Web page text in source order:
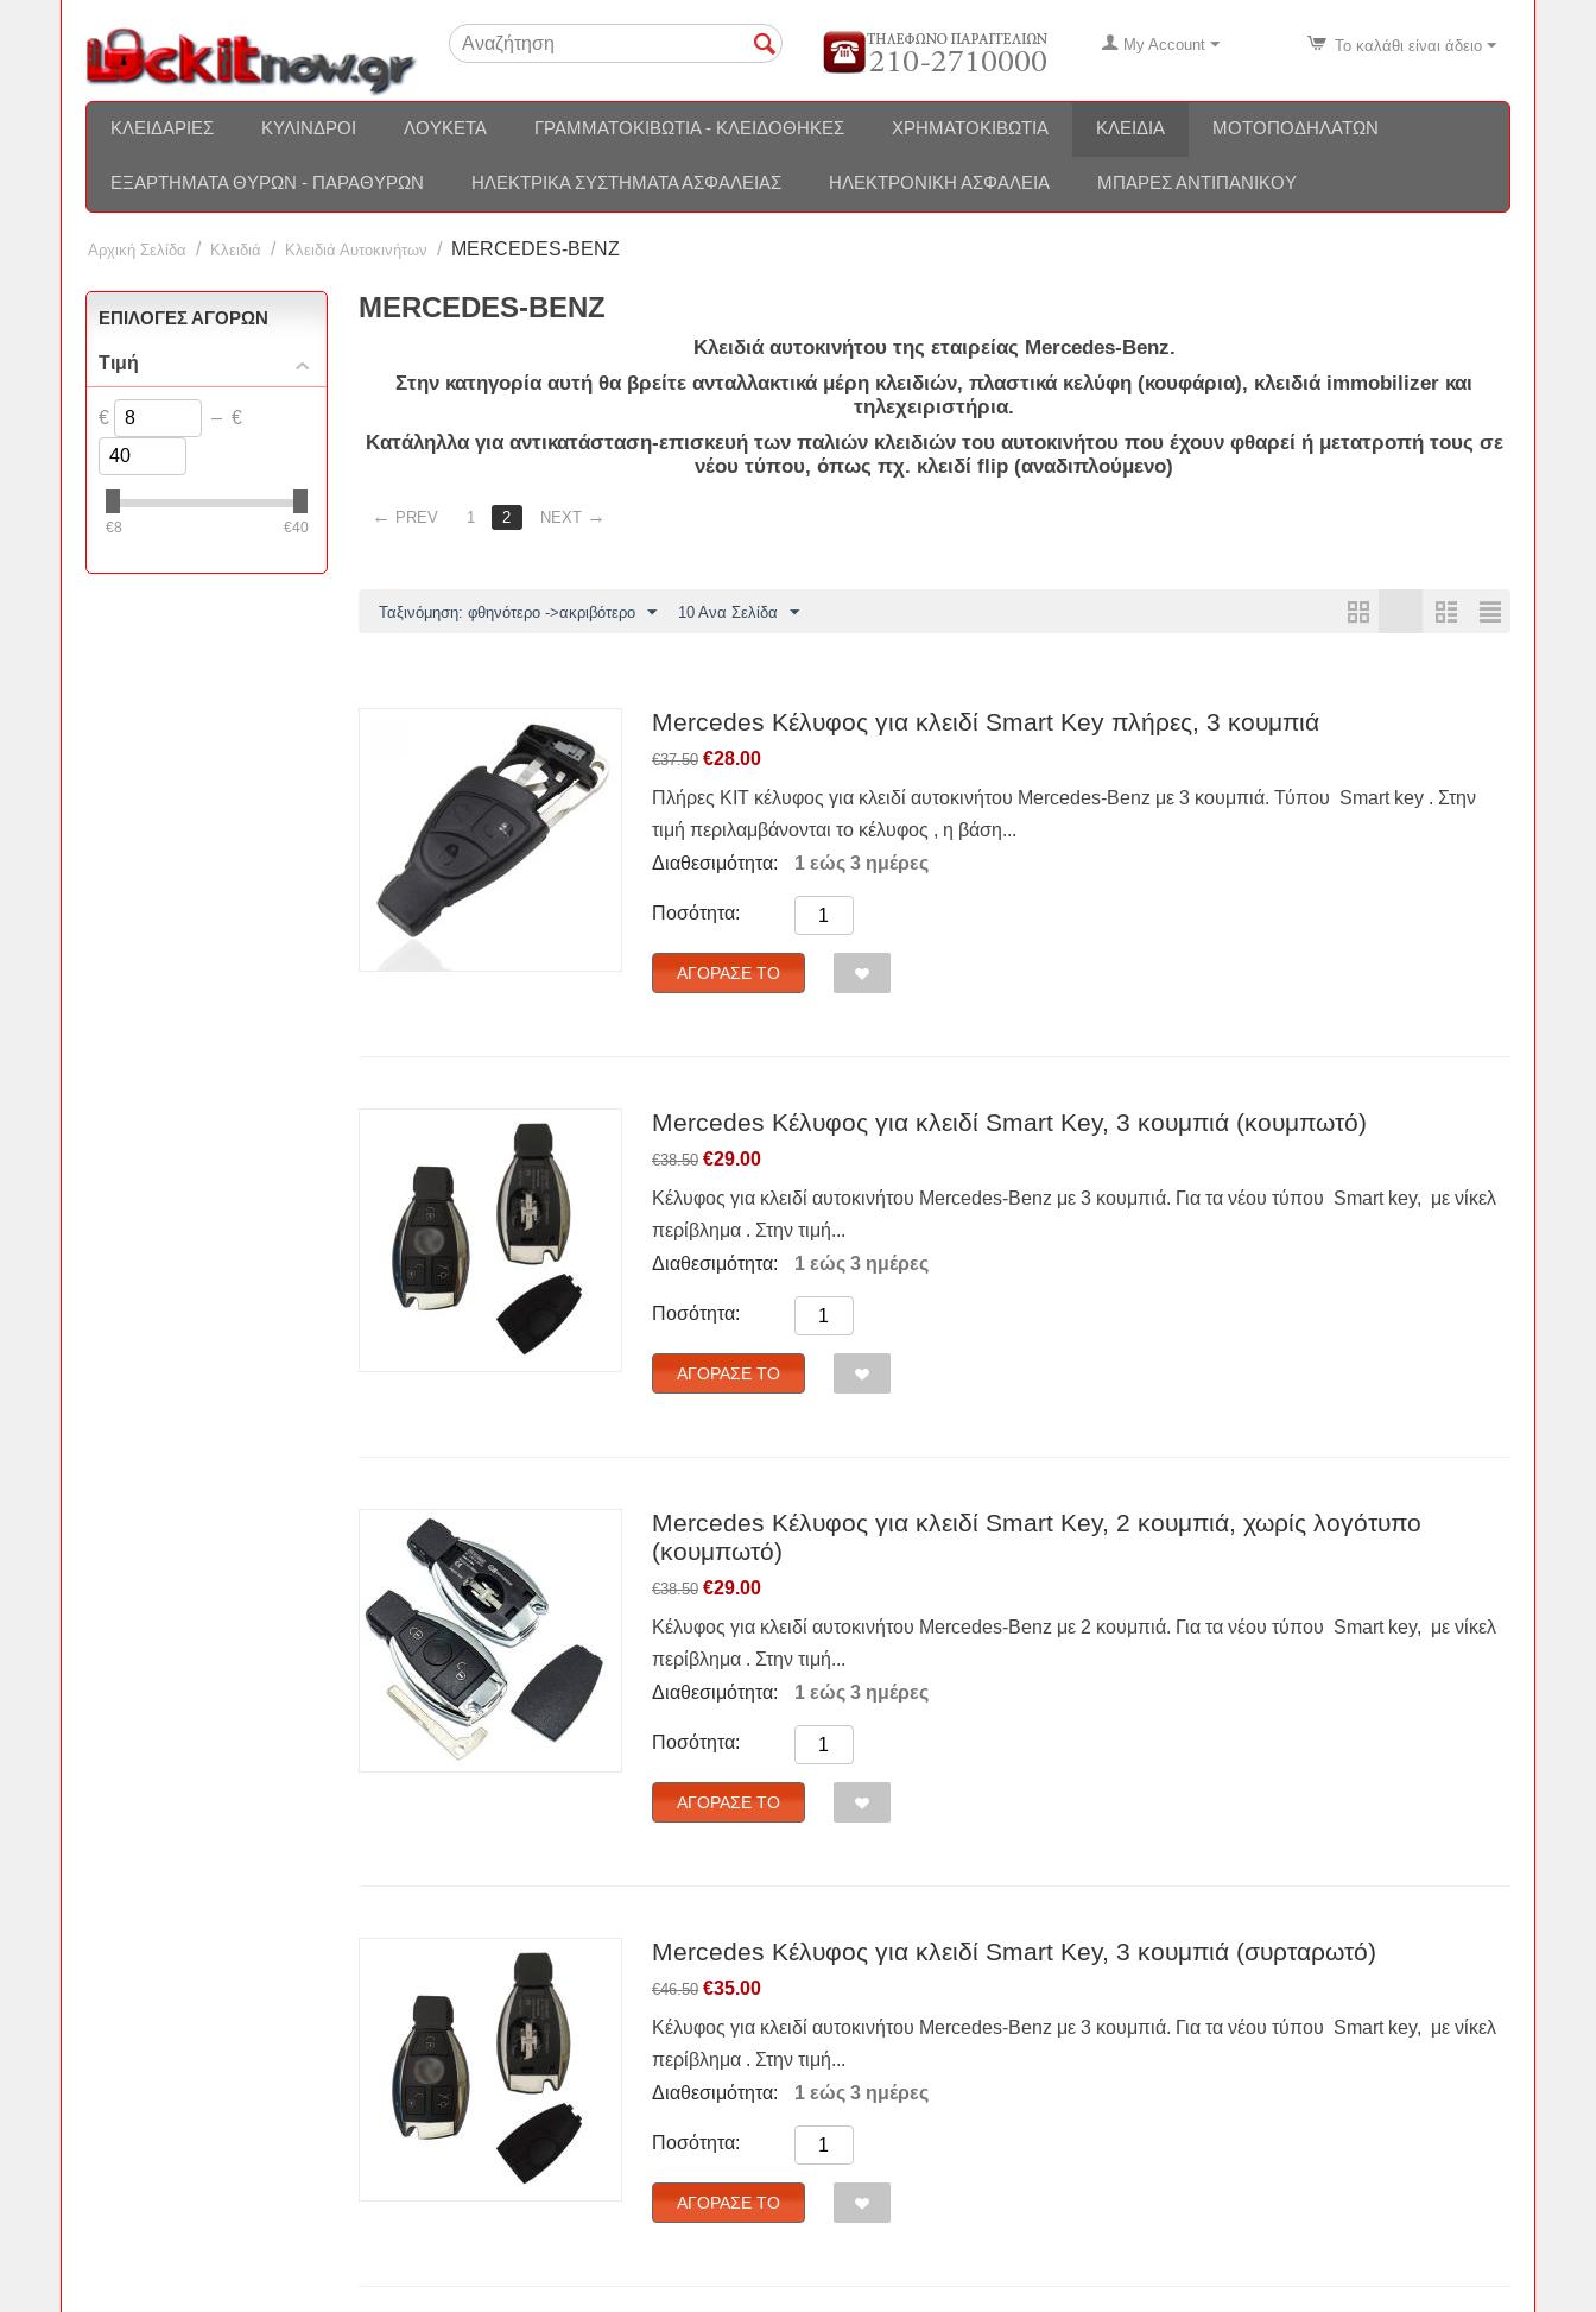
My Account Το καλάθι είναι άδειο
ΚΛΕΙΔΑΡΙΈΣ ΚΎΛΙΝΔΡΟΙ ΛΟΥΚΈΤΑ ΓΡΑΜΜΑΤΟΚΙΒΏΤΙΑ - ΚΛΕΙΔΟΘΉΚΕΣ ΧΡΗΜΑΤΟΚΙΒΏΤΙΑ ΚΛΕΙΔΙΆ ΜΟΤΟΠΟΔΗΛΆΤΩΝ
ΕΞΑΡΤΉΜΑΤΑ ΘΥΡΏΝ - ΠΑΡΑΘΎΡΩΝ ΗΛΕΚΤΡΙΚΆ ΣΥΣΤΉΜΑΤΑ ΑΣΦΑΛΕΊΑΣ ΗΛΕΚΤΡΟΝΙΚΉ ΑΣΦΆΛΕΙΑ ΜΠΆΡΕΣ ΑΝΤΙΠΑΝΙΚΟΎ
Αρχική Σελίδα / Κλειδιά / Κλειδιά Αυτοκινήτων / MERCEDES-BENZ
ΕΠΙΛΟΓΈΣ ΑΓΟΡΏΝ
Τιμή
€ – €
€8 €40
MERCEDES-BENZ
Κλειδιά αυτοκινήτου της εταιρείας Mercedes-Benz.
Στην κατηγορία αυτή θα βρείτε ανταλλακτικά μέρη κλειδιών,πλαστικά κελύφη (κουφάρια), κλειδιά immobilizer και
τηλεχειριστήρια.
Κατάληλλα για αντικατάσταση-επισκευή των παλιών κλειδιών του αυτοκινήτου που έχουν φθαρεί ή μετατροπή τους σε
νέου τύπου, όπως πχ. κλειδί flip (αναδιπλούμενο)
PREV 1 2 NEXT
Ταξινόμηση: φθηνότερο ->ακριβότερο 10 Ανα Σελίδα
Mercedes Κέλυφος για κλειδί Smart Key πλήρες, 3 κουμπιά
€37.50 €28.00
Πλήρες ΚΙΤ κέλυφος για κλειδί αυτοκινήτου Mercedes-Benz με 3 κουμπιά. Τύπου Smart key . Στην
τιμή περιλαμβάνονται το κέλυφος , η βάση...
Διαθεσιμότητα:
1 εώς 3 ημέρες
Ποσότητα:
ΑΓΌΡΑΣΈ ΤΟ
Mercedes Κέλυφος για κλειδί Smart Key, 3 κουμπιά (κουμπωτό)
€38.50 €29.00
Κέλυφος για κλειδί αυτοκινήτου Mercedes-Benz με 3 κουμπιά. Για τα νέου τύπου Smart key, με νίκελ
περίβλημα . Στην τιμή...
Διαθεσιμότητα:
1 εώς 3 ημέρες
Ποσότητα:
ΑΓΌΡΑΣΈ ΤΟ
Mercedes Κέλυφος για κλειδί Smart Key, 2 κουμπιά, χωρίς λογότυπο
(κουμπωτό)
€38.50 €29.00
Κέλυφος για κλειδί αυτοκινήτου Mercedes-Benz με 2 κουμπιά. Για τα νέου τύπου Smart key, με νίκελ
περίβλημα . Στην τιμή...
Διαθεσιμότητα:
1 εώς 3 ημέρες
Ποσότητα:
ΑΓΌΡΑΣΈ ΤΟ
Mercedes Κέλυφος για κλειδί Smart Key, 3 κουμπιά (συρταρωτό)
€46.50 €35.00
Κέλυφος για κλειδί αυτοκινήτου Mercedes-Benz με 3 κουμπιά. Για τα νέου τύπου Smart key, με νίκελ
περίβλημα . Στην τιμή...
Διαθεσιμότητα:
1 εώς 3 ημέρες
Ποσότητα:
ΑΓΌΡΑΣΈ ΤΟ